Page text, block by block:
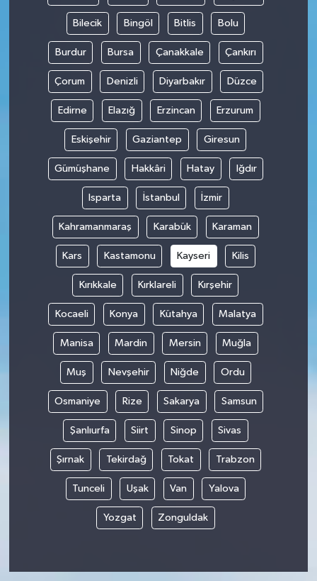
Bilecik Bingöl Bitlis Bolu
Burdur Bursa Çanakkale Çankırı
Çorum Denizli Diyarbakır Düzce
Edirne Elazığ Erzincan Erzurum
Eskişehir Gaziantep Giresun
Gümüşhane Hakkâri Hatay Iğdır
Isparta İstanbul İzmir
Kahramanmaraş Karabük Karaman
Kars Kastamonu Kayseri Kilis
Kırıkkale Kırklareli Kırşehir
Kocaeli Konya Kütahya Malatya
Manisa Mardin Mersin Muğla
Muş Nevşehir Niğde Ordu
Osmaniye Rize Sakarya Samsun
Şanlıurfa Siirt Sinop Sivas
Şırnak Tekirdağ Tokat Trabzon
Tunceli Uşak Van Yalova
Yozgat Zonguldak